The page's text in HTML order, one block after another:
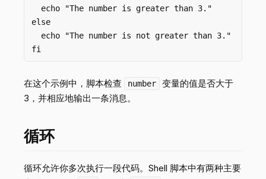
  echo "The number is greater than 3."
else
  echo "The number is not greater than 3."
在这个示例中，脚本检查 number
变量的值是否大于
3，并相应地输出一条消息。
循环
循环允许你多次执行一段代码。Shell 脚本中有两种主要